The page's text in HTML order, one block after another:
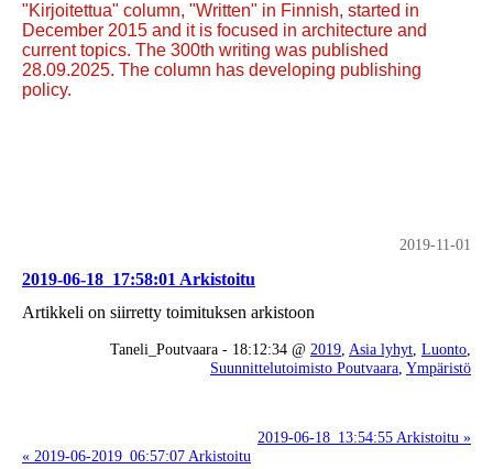
"Kirjoitettua" column, "Written" in Finnish, started in
December 2015 and it is focused in architecture and
current topics. The 300th writing was published
28.09.2025. The column has developing publishing
policy.
2019-11-01
2019-06-18_17:58:01 Arkistoitu
Artikkeli on siirretty toimituksen arkistoon
Taneli_Poutvaara - 18:12:34 @ 2019 Asia lyhyt Luonto
Suunnittelutoimisto Poutvaara Ympäristö
2019-06-18_13:54:55 Arkistoitu »
« 2019-06-2019_06:57:07 Arkistoitu